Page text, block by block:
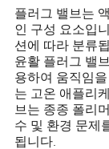
플러그 밸브는
인 구성 요소입
션에 따라 분류
윤활 플러그 밸
용하여 움직임
는 고온 애플리
브는 종종 폴리
수 및 환경 문제
됩니다.